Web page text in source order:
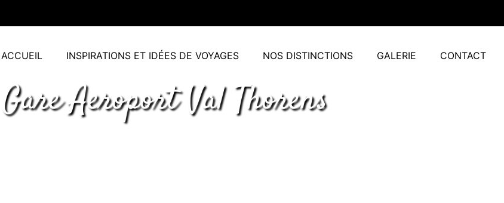
ACCUEIL INSPIRATIONS ET IDÉES DE VOYAGES NOS DISTINCTIONS GALERIE CONTACT
Aeroport Val Thorens